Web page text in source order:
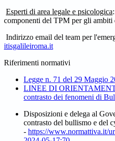
Esperti di area legale e psicologica
componenti del TPM per gli ambiti
Indirizzo email del team per
itisgalileiroma.it
Riferimenti normativi
Legge n. 71 del 29 Maggio
LINEE DI
contrasto dei fenomeni di
Disposizioni e delega al
contrasto del bullismo e del
- https://www.normattiva.it/